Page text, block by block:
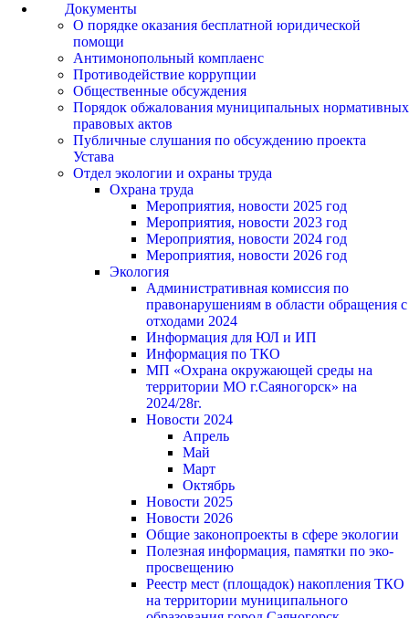
Документы
О порядке оказания бесплатной юридической
помощи
Антимонопольный комплаенс
Противодействие коррупции
Общественные обсуждения
Порядок обжалования муниципальных нормативных
правовых актов
Публичные слушания по обсуждению проекта
Устава
Отдел экологии и охраны труда
Охрана труда
Мероприятия, новости 2025 год
Мероприятия, новости 2023 год
Мероприятия, новости 2024 год
Мероприятия, новости 2026 год
Экология
Административная комиссия по
правонарушениям в области обращения с
отходами 2024
Информация для ЮЛ и ИП
Информация по ТКО
МП «Охрана окружающей среды на
территории МО г.Саяногорск» на
2024/28г.
Новости 2024
Апрель
Май
Март
Октябрь
Новости 2025
Новости 2026
Общие законопроекты в сфере экологии
Полезная информация, памятки по эко-
просвещению
Реестр мест (площадок) накопления ТКО
на территории муниципального